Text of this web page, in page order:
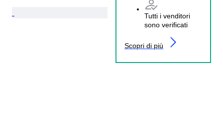
Tutti i venditori
sono verificati
Scopri di più